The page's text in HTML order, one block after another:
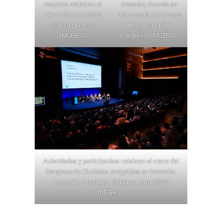
mayores realzaron el
cierre del encuentro
con su talento |
IMSERSO
Imserso, durante su
intervención en el acto
de clausura del
Congreso | IMSERSO
Autoridades y participantes celebran el cierre del
Congreso de Ciudades Amigables en Donostia,
que cede el testigo a Singapur para 2028 |
IMSERSO